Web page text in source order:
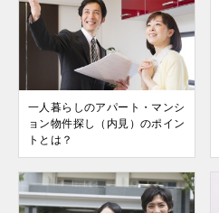
一人暮らしのアパート・マンシ
ョン物件探し（内見）のポイン
トとは？